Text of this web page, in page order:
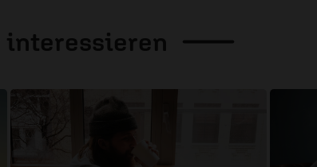
interessieren